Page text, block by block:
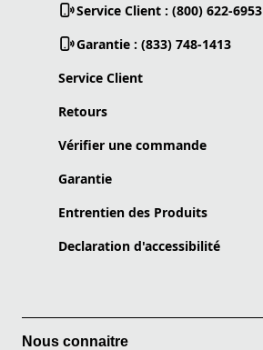
Service Client : (800) 622-6953
Garantie : (833) 748-1413
Service Client
Retours
Vérifier une commande
Garantie
Entrentien des Produits
Declaration d'accessibilité
Nous connaitre